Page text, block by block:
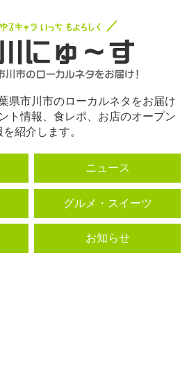
県市川市のローカルネタをお届け
ト情報、食レポ、お店のオープン
紹介します。
ニュース
グルメ・スイーツ
お知らせ